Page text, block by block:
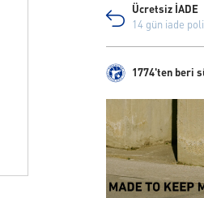
Ücretsiz İADE
14 gün iade
1774'ten beri